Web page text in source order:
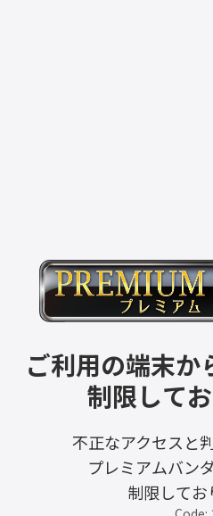
ご利用の端末か
制限してお
不正なアクセスと
プレミアムバン
制限してお